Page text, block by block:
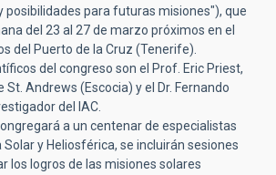
posibilidades para futuras misiones"), que
del 23 al 27 de marzo próximos en el
del Puerto de la Cruz (Tenerife).
del congreso son el Prof. Eric Priest,
St. Andrews (Escocia) y el Dr. Fernando
del IAC.
a un centenar de especialistas
y Heliosférica, se incluirán sesiones
los logros de las misiones solares